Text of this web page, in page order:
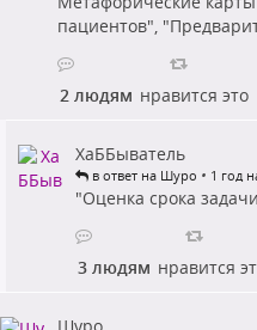
пациентов",
2 людям нравится это
ХаББыватель
в ответ на Шуро • 1 год
"Оценка срока
3 людям нравится